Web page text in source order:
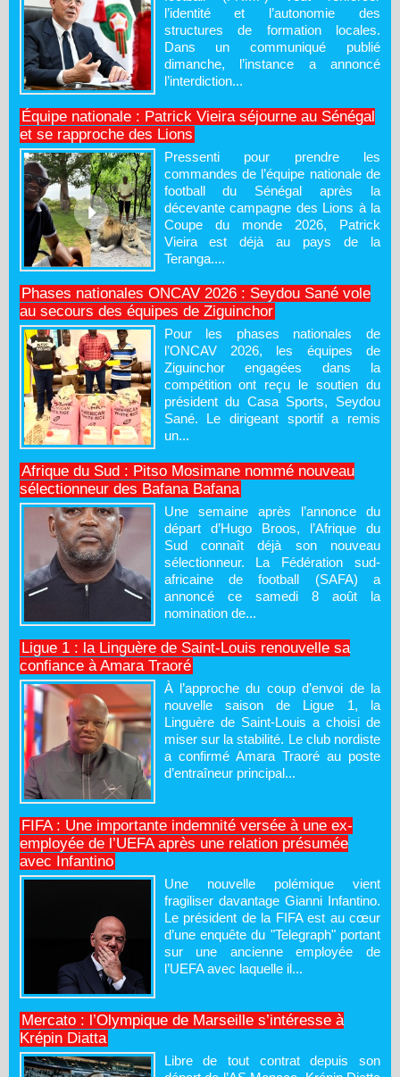
l’identité et l’autonomie des
structures de formation locales.
Dans un communiqué publié
dimanche, l’instance a annoncé
l’interdiction...
Équipe nationale : Patrick Vieira séjourne au Sénégal
et se rapproche des Lions
Pressenti pour prendre les
commandes de l’équipe nationale de
football du Sénégal après la
décevante campagne des Lions à la
Coupe du monde 2026, Patrick
Vieira est déjà au pays de la
Teranga....
Phases nationales ONCAV 2026 : Seydou Sané vole
au secours des équipes de Ziguinchor
Pour les phases nationales de
l’ONCAV 2026, les équipes de
Ziguinchor engagées dans la
compétition ont reçu le soutien du
président du Casa Sports, Seydou
Sané. Le dirigeant sportif a remis
un...
Afrique du Sud : Pitso Mosimane nommé nouveau
sélectionneur des Bafana Bafana
Une semaine après l’annonce du
départ d’Hugo Broos, l’Afrique du
Sud connaît déjà son nouveau
sélectionneur. La Fédération sud-
africaine de football (SAFA) a
annoncé ce samedi 8 août la
nomination de...
Ligue 1 : la Linguère de Saint-Louis renouvelle sa
confiance à Amara Traoré
À l’approche du coup d’envoi de la
nouvelle saison de Ligue 1, la
Linguère de Saint-Louis a choisi de
miser sur la stabilité. Le club nordiste
a confirmé Amara Traoré au poste
d’entraîneur principal...
FIFA : Une importante indemnité versée à une ex-
employée de l’UEFA après une relation présumée
avec Infantino
Une nouvelle polémique vient
fragiliser davantage Gianni Infantino.
Le président de la FIFA est au cœur
d’une enquête du "Telegraph" portant
sur une ancienne employée de
l’UEFA avec laquelle il...
Mercato : l’Olympique de Marseille s’intéresse à
Krépin Diatta
Libre de tout contrat depuis son